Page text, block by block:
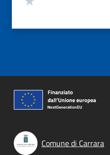
Comune di Carrara